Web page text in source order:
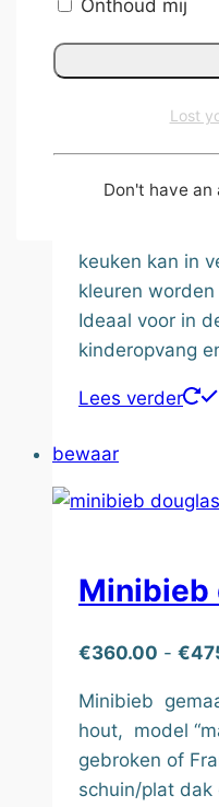
spelend leren
stimuleren de
ontwikkeling
een zeer
keuken kan in
kleuren
Ideaal voor in
kinderopvang
Lees verder
bewaar
Minibieb
€360.00 - €
Minibieb
hout, model
gebroken of
schuin/plat dak
Onthoud mij
Lost
Don't have